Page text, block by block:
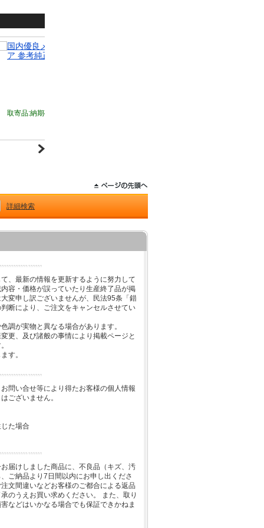
国内優良メーカー ラジエーター ランサー ランサーセディ
ア 参考純正品番：1350A259
取寄品:納期確認後に発送
詳細検索
、最新の情報を更新するように努力して
容・価格が誤っていたり生産終了品が掲
変申し訳ございませんが、民法95条「錯
断により、ご注文をキャンセルさせてい
調が実物と異なる場合があります。
更、及び諸般の事情により掲載ページと
す。
問い合せ等により得たお客様の個人情報
ございません。
た場合
届けしました商品に、不良品（キズ、汚
ご納品より7日間以内にお申し出くださ
文間違いなどお客様のご都合による返品
のうえお買い求めください。 また、取り
などはいかなる場合でも保証できかねま